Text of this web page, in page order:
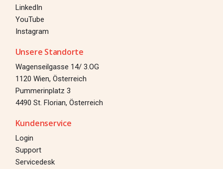
LinkedIn
YouTube
Instagram
Unsere Standorte
Wagenseilgasse 14/ 3.OG
1120 Wien, Österreich
Pummerinplatz 3
4490 St. Florian, Österreich
Kundenservice
Login
Support
Servicedesk